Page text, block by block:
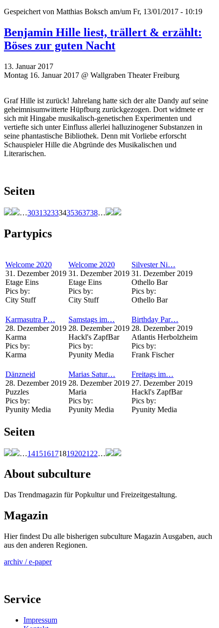
Gespeichert von Matthias Boksch am/um Fr, 13/01/2017 - 10:19
Benjamin Hille liest, trällert & erzählt:
Böses zur guten Nacht
13. Januar 2017
Montag 16. Januar 2017 @ Wallgraben Theater Freiburg
Graf Hille ist zurück! Jahrelang hatte sich der alte Dandy auf seine
geheimnisumwitterte Hüpfburg zurückgezogen. Dort widmete er
sich mit Hingabe musikalisch-genetischen Experimenten und
vertiefte sich unter Einfluss allerlei halluzinogener Substanzen in
seine phantastische Bibliothek. Denn mit Vorliebe erforscht
Schauspieler Hille die Abgründe des Musikalischen und
Literarischen.
Seiten
…303132333435363738…
Partypics
Welcome 2020
31. Dezember 2019
Etage Eins
Pics by:
City Stuff
Welcome 2020
31. Dezember 2019
Etage Eins
Pics by:
City Stuff
Silvester Ni…
31. Dezember 2019
Othello Bar
Pics by:
Othello Bar
Karmasutra P…
28. Dezember 2019
Karma
Pics by:
Karma
Samstags im…
28. Dezember 2019
Hackl's ZapfBar
Pics by:
Pyunity Media
Birthday Par…
28. Dezember 2019
Atlantis Herbolzheim
Pics by:
Frank Fischer
Dänzneid
28. Dezember 2019
Puzzles
Pics by:
Pyunity Media
Marias Satur…
28. Dezember 2019
Maria
Pics by:
Pyunity Media
Freitags im…
27. Dezember 2019
Hackl's ZapfBar
Pics by:
Pyunity Media
Seiten
…1415161718192021 22…
About subculture
Das Trendmagazin für Popkultur und Freizeitgestaltung.
Magazin
Hier findest Du alle bisherigen subculture Magazin Ausgaben, auch
aus den anderen Regionen.
archiv / e-paper
Service
Impressum